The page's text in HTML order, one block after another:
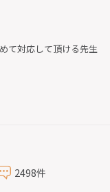
て対応して頂ける先生
2498件